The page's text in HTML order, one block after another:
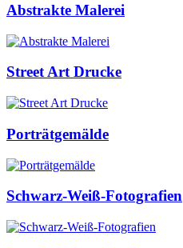
Abstrakte Malerei
Street Art Drucke
Porträtgemälde
Schwarz-Weiß-Fotografien